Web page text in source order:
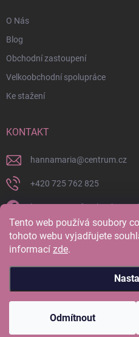
Tento web používá soubory
tohoto webu vyjadřujete
informací zde.
Odmítnout
O Nás
Blog
Obchodní zastoupení
Velkoobchodní spolupráce
Ke stažení
KONTAKT
hannamaria@centrum.cz
+420 725 762 825
https://
hannamariatherapy/
https://www.youtube.com/
Copyright 2026 Hanna Maria